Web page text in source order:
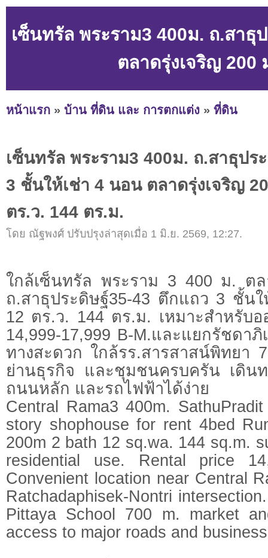
เซ็นทรัล พระราม3 400ม. ถ.สา
ตลาดรุ่งเจริญ 200
หน้าแรก » บ้าน ที่ดิน และ การตกแต่ง » ที่ดิน
เซ็นทรัล พระราม3 400ม. ถ.สาธุปร
3 ชั้นให้เช่า 4 นอน ตลาดรุ่งเจริญ
ตร.ว. 144 ตร.ม.
โดย ณัฐพงศ์ ปรับปรุงล่าสุดเมื่อ 1 มิ.ย. 2569, 12:27.
ใกล้เซ็นทรัล พระราม 3 400 ม. ต
ถ.สาธุประดิษฐ์35-43 ตึกแถว 3 ชั้น
12 ตร.ว. 144 ตร.ม. เหมาะสำหรับ
14,999-17,999 B-M.และแยกรัชดา
ทางสะดวก ใกล้รร.สารสาสน์พิทยา
ย่านธุรกิจ และชุมชนครบครัน เดิน
ถนนหลัก และรถไฟฟ้าได้ง่าย
Central Rama3 400m.
story shophouse for rent 4bed
200m 2 bath 12 sq.wa. 144 sq.m.
residential use. Rental price
Convenient location near Central
Ratchadaphisek-Nontri
Pittaya School 700 m. market
access to major roads and